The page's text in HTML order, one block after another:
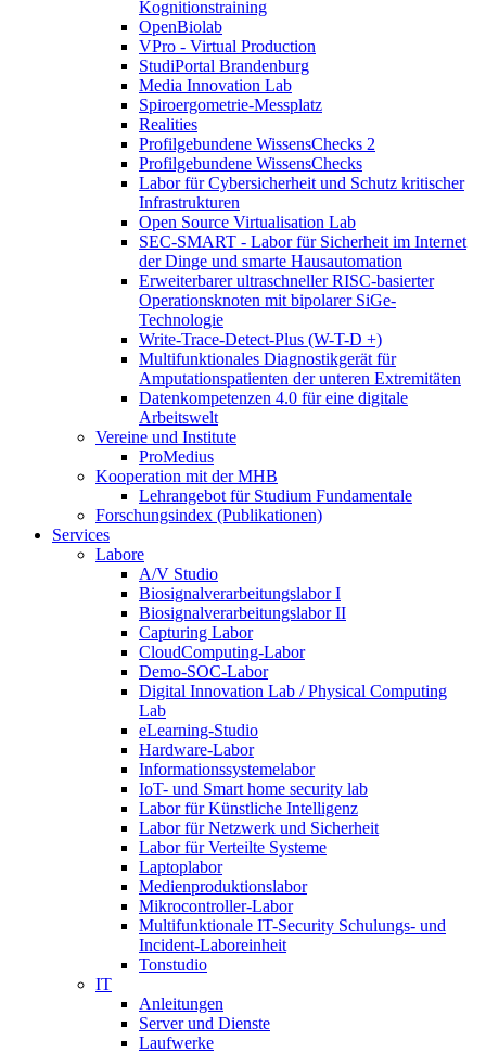
Kognitionstraining
OpenBiolab
VPro - Virtual Production
StudiPortal Brandenburg
Media Innovation Lab
Spiroergometrie-Messplatz
Realities
Profilgebundene WissensChecks 2
Profilgebundene WissensChecks
Labor für Cybersicherheit und Schutz kritischer
Infrastrukturen
Open Source Virtualisation Lab
SEC-SMART - Labor für Sicherheit im Internet
der Dinge und smarte Hausautomation
Erweiterbarer ultraschneller RISC-basierter
Operationsknoten mit bipolarer SiGe-
Technologie
Write-Trace-Detect-Plus (W-T-D +)
Multifunktionales Diagnostikgerät für
Amputationspatienten der unteren Extremitäten
Datenkompetenzen 4.0 für eine digitale
Arbeitswelt
Vereine und Institute
ProMedius
Kooperation mit der MHB
Lehrangebot für Studium Fundamentale
Forschungsindex (Publikationen)
Services
Labore
A/V Studio
Biosignalverarbeitungslabor I
Biosignalverarbeitungslabor II
Capturing Labor
CloudComputing-Labor
Demo-SOC-Labor
Digital Innovation Lab / Physical Computing
Lab
eLearning-Studio
Hardware-Labor
Informationssystemelabor
IoT- und Smart home security lab
Labor für Künstliche Intelligenz
Labor für Netzwerk und Sicherheit
Labor für Verteilte Systeme
Laptoplabor
Medienproduktionslabor
Mikrocontroller-Labor
Multifunktionale IT-Security Schulungs- und
Incident-Laboreinheit
Tonstudio
IT
Anleitungen
Server und Dienste
Laufwerke